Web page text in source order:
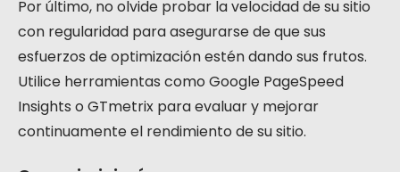
Por último, no olvide probar la velocidad de su sitio
con regularidad para asegurarse de que sus
esfuerzos de optimización estén dando sus frutos.
Utilice herramientas como Google PageSpeed ​​​​
Insights o GTmetrix para evaluar y mejorar
continuamente el rendimiento de su sitio.